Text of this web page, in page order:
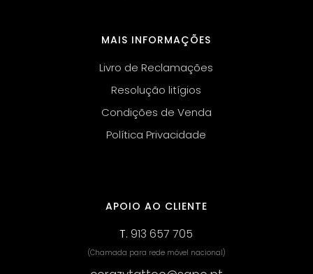
MAIS INFORMAÇÕES
Livro de Reclamações
Resolução litígios
Condições de Venda
Política Privacidade
APOIO AO CLIENTE
T.913 657 705
(Chamada para rede móvel nacional)